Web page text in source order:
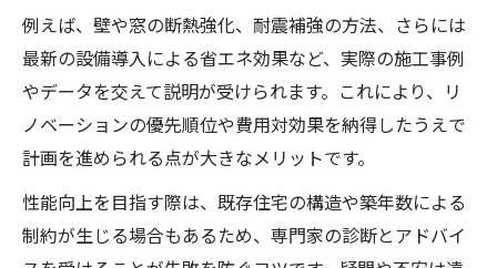
例えば、壁や窓の断熱強化、耐震補強の方法、さらには
最新の設備導入による省エネ効果など、実際の施工事例
やデータを交えて説明が受けられます。これにより、リ
ノベーションの優先順位や費用対効果を納得したうえで
計画を進められる点が大きなメリットです。
性能向上を目指す際は、既存住宅の構造や築年数による
制約が生じる場合もあるため、専門家の診断とアドバイ